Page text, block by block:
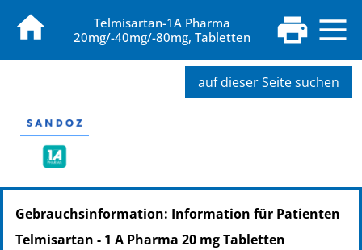
Telmisartan-1A Pharma
20mg/-40mg/-80mg, Tabletten
auf dieser Seite suchen
PZN: 01620868
PPN: 110162086805
NTIN: 04150016208689
Gebrauchsinformation: Information für Patienten
Telmisartan - 1 A Pharma 20 mg Tabletten